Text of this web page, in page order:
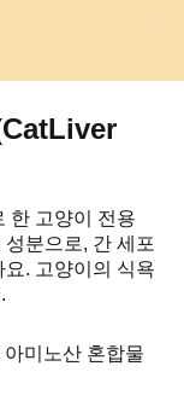
한 고양이 전용
분으로, 간 세포
. 고양이의 식욕
미노산 혼합물